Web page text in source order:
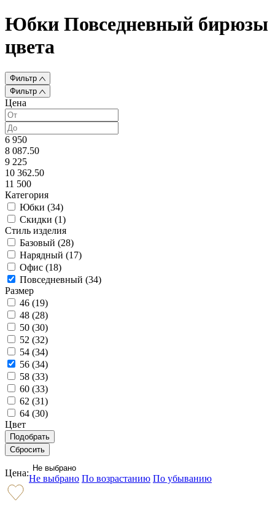
Юбки Повседневный бирюзы
цвета
Фильтр
Фильтр
Цена
6 950
8 087.50
9 225
10 362.50
11 500
Категория
Юбки (34)
Скидки (1)
Стиль изделия
Базовый (28)
Нарядный (17)
Офис (18)
Повседневный (34)
Размер
46 (19)
48 (28)
50 (30)
52 (32)
54 (34)
56 (34)
58 (33)
60 (33)
62 (31)
64 (30)
Цвет
Цена: Не выбрано
Не выбрано По возрастанию По убыванию